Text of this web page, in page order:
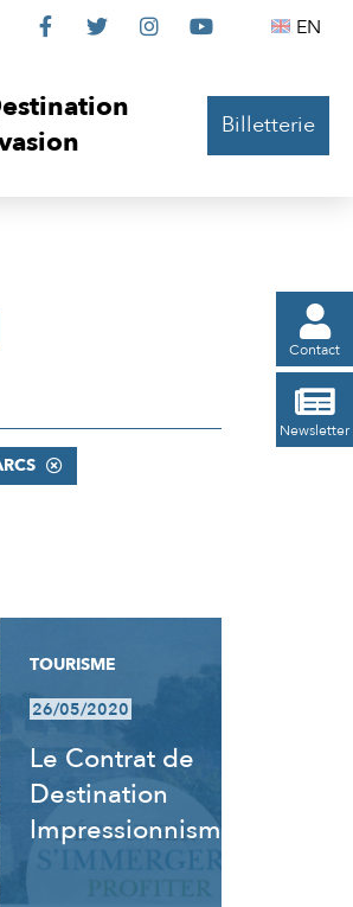
Le
sur

Le

Le

Le
 EN
Billetterie

Contact

Newsletter
TOURISME
26/05/2020
Le Contrat de
Destination
Impressionnisme